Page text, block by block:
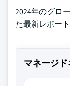
2024年のグロ
た最新レポー
マネージ